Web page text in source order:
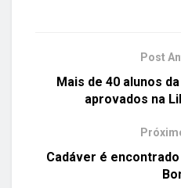
Post
Mais de 40 alunos
aprovados na
Cadáver é